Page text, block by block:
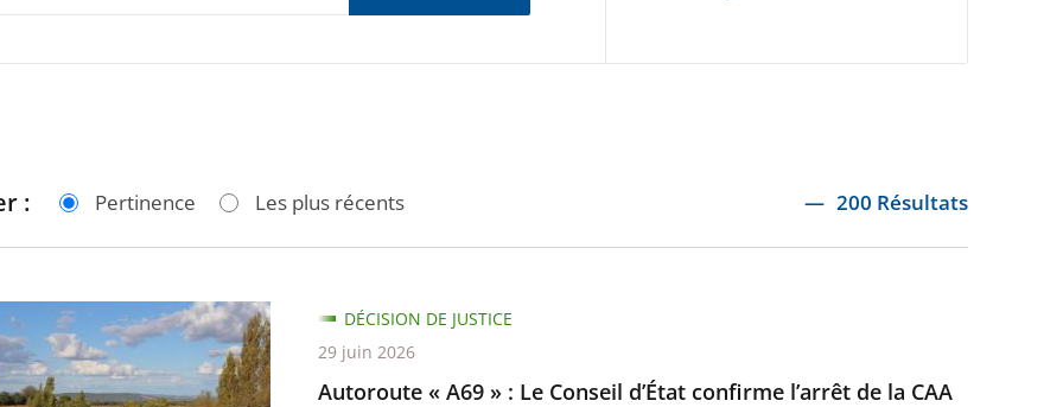
: Pertinence Les plus récents 200 Résultats
Autoroute « A69 » : Le Conseil d’État confirme l’arrêt de la CAA
DÉCISION DE JUSTICE
29 juin 2026